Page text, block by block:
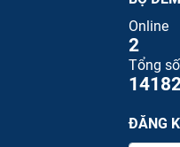
Online
2
Tổng
ĐĂNG